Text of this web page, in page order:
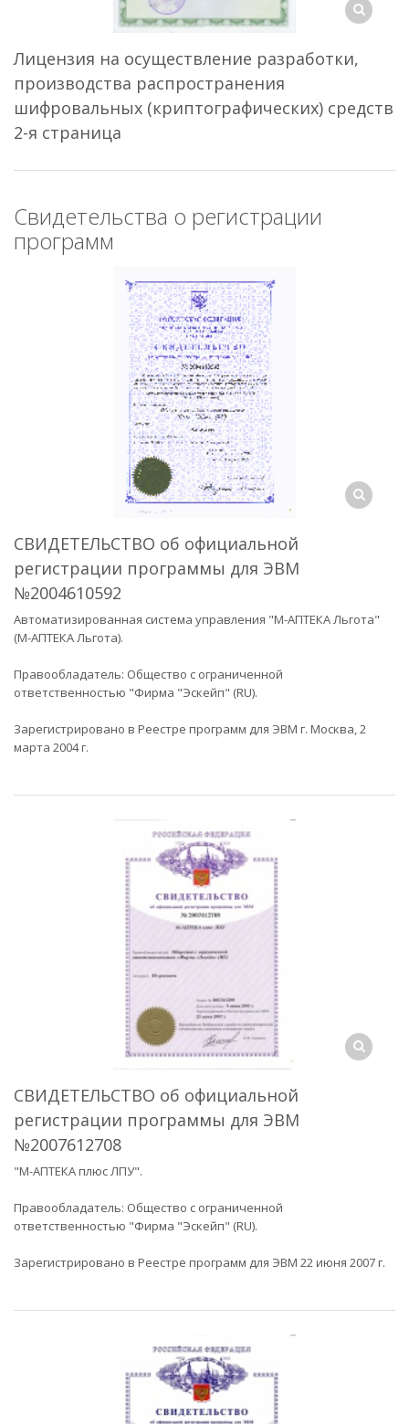
Лицензия на осуществление разработки,
производства распространения
шифровальных (криптографических) средств
2-я страница
Свидетельства о регистрации
программ
СВИДЕТЕЛЬСТВО об официальной
регистрации программы для ЭВМ
№2004610592
Автоматизированная система управления "М-АПТЕКА Льгота"
(М-АПТЕКА Льгота).
Правообладатель: Общество с ограниченной
ответственностью "Фирма "Эскейп" (RU).
Зарегистрировано в Реестре программ для ЭВМ г. Москва, 2
марта 2004 г.
СВИДЕТЕЛЬСТВО об официальной
регистрации программы для ЭВМ
№2007612708
"М-АПТЕКА плюс ЛПУ".
Правообладатель: Общество с ограниченной
ответственностью "Фирма "Эскейп" (RU).
Зарегистрировано в Реестре программ для ЭВМ 22 июня 2007 г.